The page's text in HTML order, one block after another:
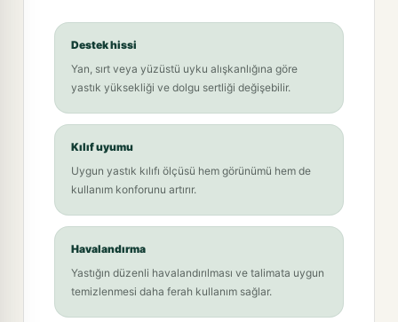
Destek hissi
Yan, sırt veya yüzüstü uyku alışkanlığına göre
yastık yüksekliği ve dolgu sertliği değişebilir.
Kılıf uyumu
Uygun yastık kılıfı ölçüsü hem görünümü hem de
kullanım konforunu artırır.
Havalandırma
Yastığın düzenli havalandırılması ve talimata uygun
temizlenmesi daha ferah kullanım sağlar.